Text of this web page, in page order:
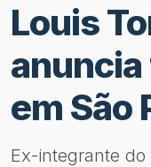
Louis
em São
Ex-integrante